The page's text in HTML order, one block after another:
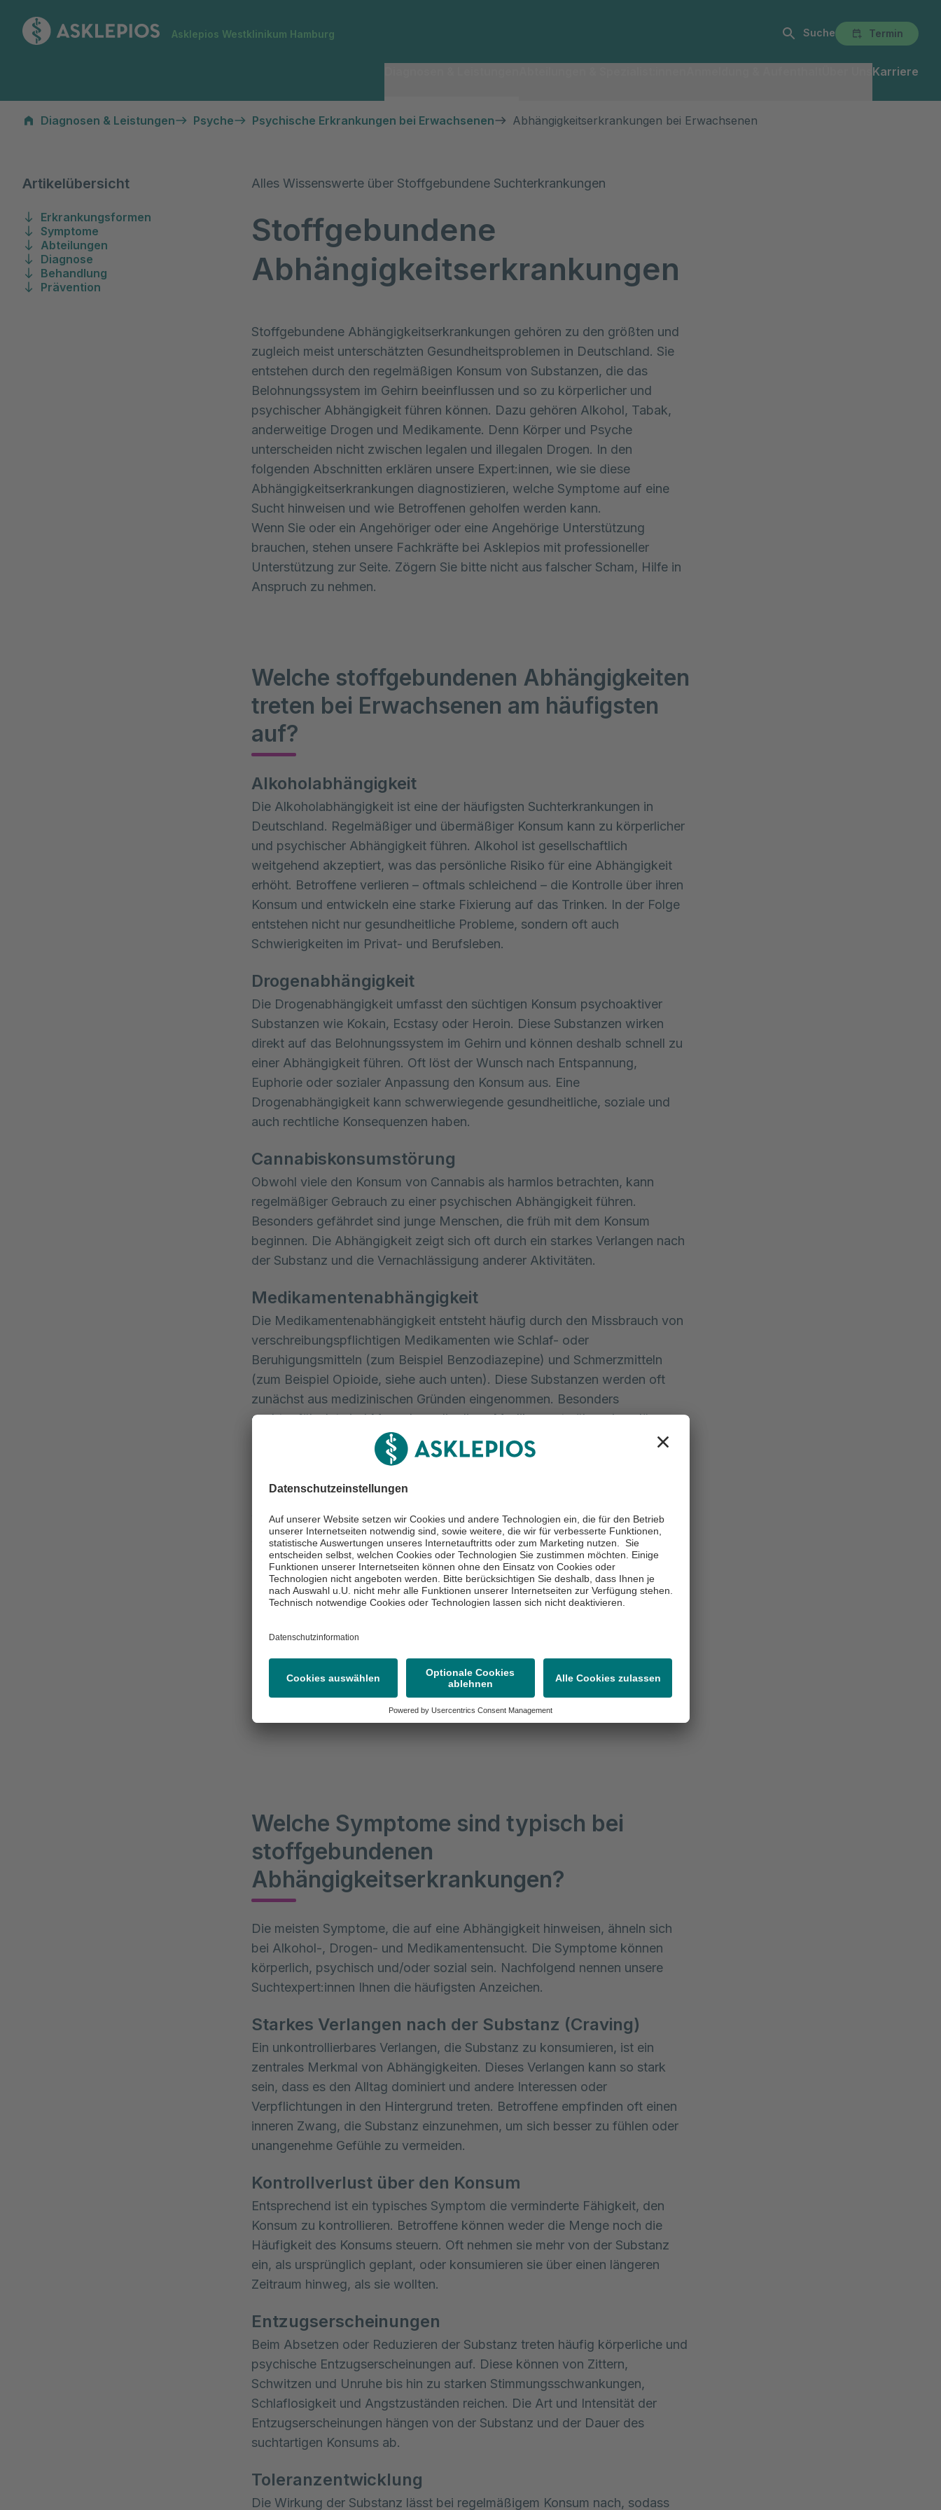
Asklepios Westklinikum Hamburg Suche Termin
Karriere
Diagnosen & Leistungen
Psyche Psychische Erkrankungen bei Erwachsenen Abhängigkeitserkrankungen bei Erwachsenen
Alles Wissenswerte über Stoffgebundene Suchterkrankungen
Stoffgebundene
Abhängigkeitserkrankungen
Artikelübersicht
Erkrankungsformen
Symptome
Abteilungen
Diagnose
Behandlung
Prävention
Stoffgebundene Abhängigkeitserkrankungen gehören zu den größten und
zugleich meist unterschätzten Gesundheitsproblemen in Deutschland. Sie
entstehen durch den regelmäßigen Konsum von Substanzen, die das
Belohnungssystem im Gehirn beeinflussen und so zu körperlicher und
psychischer Abhängigkeit führen können. Dazu gehören Alkohol, Tabak,
anderweitige Drogen und Medikamente. Denn Körper und Psyche
unterscheiden nicht zwischen legalen und illegalen Drogen. In den
folgenden Abschnitten erklären unsere Expert:innen, wie sie diese
Abhängigkeitserkrankungen diagnostizieren, welche Symptome auf eine
Sucht hinweisen und wie Betroffenen geholfen werden kann.
Wenn Sie oder ein Angehöriger oder eine Angehörige Unterstützung
brauchen, stehen unsere Fachkräfte bei Asklepios mit professioneller
Unterstützung zur Seite. Zögern Sie bitte nicht aus falscher Scham, Hilfe in
Anspruch zu nehmen.
Welche stoffgebundenen Abhängigkeiten
treten bei Erwachsenen am häufigsten
auf?
Alkoholabhängigkeit
Die Alkoholabhängigkeit ist eine der häufigsten Suchterkrankungen in
Deutschland. Regelmäßiger und übermäßiger Konsum kann zu körperlicher
und psychischer Abhängigkeit führen. Alkohol ist gesellschaftlich
weitgehend akzeptiert, was das persönliche Risiko für eine Abhängigkeit
erhöht. Betroffene verlieren – oftmals schleichend – die Kontrolle über ihren
Konsum und entwickeln eine starke Fixierung auf das Trinken. In der Folge
entstehen nicht nur gesundheitliche Probleme, sondern oft auch
Schwierigkeiten im Privat- und Berufsleben.
Drogenabhängigkeit
Die Drogenabhängigkeit umfasst den süchtigen Konsum psychoaktiver
Substanzen wie Kokain, Ecstasy oder Heroin. Diese Substanzen wirken
direkt auf das Belohnungssystem im Gehirn und können deshalb schnell zu
einer Abhängigkeit führen. Oft löst der Wunsch nach Entspannung,
Euphorie oder sozialer Anpassung den Konsum aus. Eine
Drogenabhängigkeit kann schwerwiegende gesundheitliche, soziale und
auch rechtliche Konsequenzen haben.
Cannabiskonsumstörung
Obwohl viele den Konsum von Cannabis als harmlos betrachten, kann
regelmäßiger Gebrauch zu einer psychischen Abhängigkeit führen.
Besonders gefährdet sind junge Menschen, die früh mit dem Konsum
beginnen. Die Abhängigkeit zeigt sich oft durch ein starkes Verlangen nach
der Substanz und die Vernachlässigung anderer Aktivitäten.
Medikamentenabhängigkeit
Die Medikamentenabhängigkeit entsteht häufig durch den Missbrauch von
verschreibungspflichtigen Medikamenten wie Schlaf- oder
Beruhigungsmitteln (zum Beispiel Benzodiazepine) und Schmerzmitteln
(zum Beispiel Opioide, siehe auch unten). Diese Substanzen werden oft
zunächst aus medizinischen Gründen eingenommen. Besonders
suchtgefährdet sind Menschen, die diese Medikamente über einen längeren
Zeitraum einnehmen oder einnehmen müssen.
Die Abhängigkeit von Opioiden, einer Gruppe von Schmerzmitteln, stellt ein
wachsendes Problem dar. Opioide wie Morphin oder Fentanyl verschreiben
Ärzt:innen oft zur Behandlung starker Schmerzen. Eine Abhängigkeit zeigt
sich dann durch die Notwendigkeit, immer höhere Dosen einzunehmen, um
die gleiche Wirkung zu erzielen.
Tabakabhängigkeit
Die Tabakabhängigkeit (Nikotinsucht) ist weit verbreitet. Nikotin ist der
Hauptwirkstoff in Zigaretten. Er beeinflusst das zentrale Nervensystem und
ist stark suchterzeugend. Viele Menschen beginnen mit dem Rauchen aus
sozialem Druck oder zur Stressbewältigung und entwickeln im Laufe der
Zeit eine Abhängigkeit.
Welche Symptome sind typisch bei
stoffgebundenen
Abhängigkeitserkrankungen?
Die meisten Symptome, die auf eine Abhängigkeit hinweisen, ähneln sich
bei Alkohol-, Drogen- und Medikamentensucht. Die Symptome können
körperlich, psychisch und/oder sozial sein. Nachfolgend nennen unsere
Suchtexpert:innen Ihnen die häufigsten Anzeichen.
Starkes Verlangen nach der Substanz (Craving)
Ein unkontrollierbares Verlangen, die Substanz zu konsumieren, ist ein
zentrales Merkmal von Abhängigkeiten. Dieses Verlangen kann so stark
sein, dass es den Alltag dominiert und andere Interessen oder
Verpflichtungen in den Hintergrund treten. Betroffene empfinden oft einen
inneren Zwang, die Substanz einzunehmen, um sich besser zu fühlen oder
unangenehme Gefühle zu vermeiden.
Kontrollverlust über den Konsum
Entsprechend ist ein typisches Symptom die verminderte Fähigkeit, den
Konsum zu kontrollieren. Betroffene können weder die Menge noch die
Häufigkeit des Konsums steuern. Oft nehmen sie mehr von der Substanz
ein, als ursprünglich geplant, oder konsumieren sie über einen längeren
Zeitraum hinweg, als sie wollten.
Entzugserscheinungen
Beim Absetzen oder Reduzieren der Substanz treten häufig körperliche und
psychische Entzugserscheinungen auf. Diese können von Zittern,
Schwitzen und Unruhe bis hin zu starken Stimmungsschwankungen,
Schlaflosigkeit und Angstzuständen reichen. Die Art und Intensität der
Entzugserscheinungen hängen von der Substanz und der Dauer des
suchtartigen Konsums ab.
Toleranzentwicklung
Die Wirkung der Substanz lässt bei regelmäßigem Konsum nach, sodass